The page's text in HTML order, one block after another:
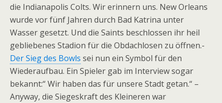
die Indianapolis Colts. Wir erinnern uns. New Orleans
wurde vor fünf Jahren durch Bad Katrina unter
Wasser gesetzt. Und die Saints beschlossen ihr heil
gebliebenes Stadion für die Obdachlosen zu öffnen.-
Der Sieg des Bowls sei nun ein Symbol für den
Wiederaufbau. Ein Spieler gab im Interview sogar
bekannt:“ Wir haben das für unsere Stadt getan.“ –
Anyway, die Siegeskraft des Kleineren war